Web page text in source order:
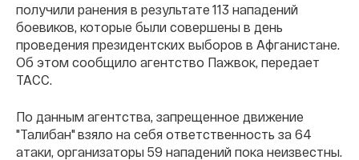
получили ранения в результате 113 нападений
боевиков, которые были совершены в день
проведения президентских выборов в Афганистане.
Об этом сообщило агентство Пажвок, передает
ТАСС.
По данным агентства, запрещенное движение
"Талибан" взяло на себя ответственность за 64
атаки, организаторы 59 нападений пока неизвестны.